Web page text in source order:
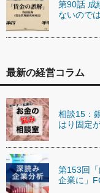
第90話 成
ないので
最新の経営コラム
相談15：
はり固定
第153回
企業に」